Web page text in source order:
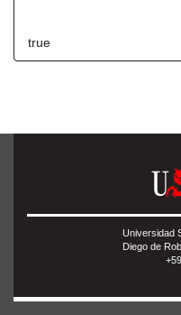
true
Universidad
Diego de